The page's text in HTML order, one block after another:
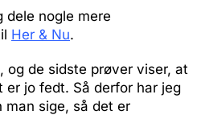
dele nogle mere
Her & Nu.
og de sidste prøver viser, at
er jo fedt. Så derfor har jeg
sige, så det er